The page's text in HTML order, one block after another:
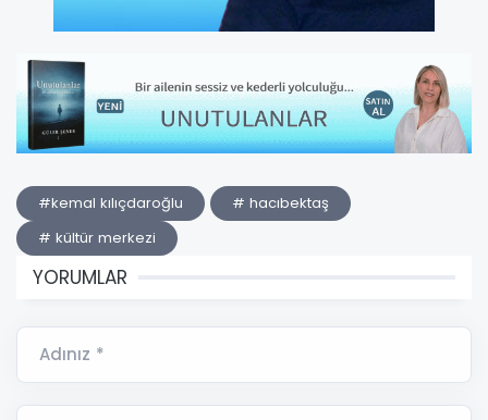
#kemal kılıçdaroğlu
# hacıbektaş
# kültür merkezi
YORUMLAR
Adınız *